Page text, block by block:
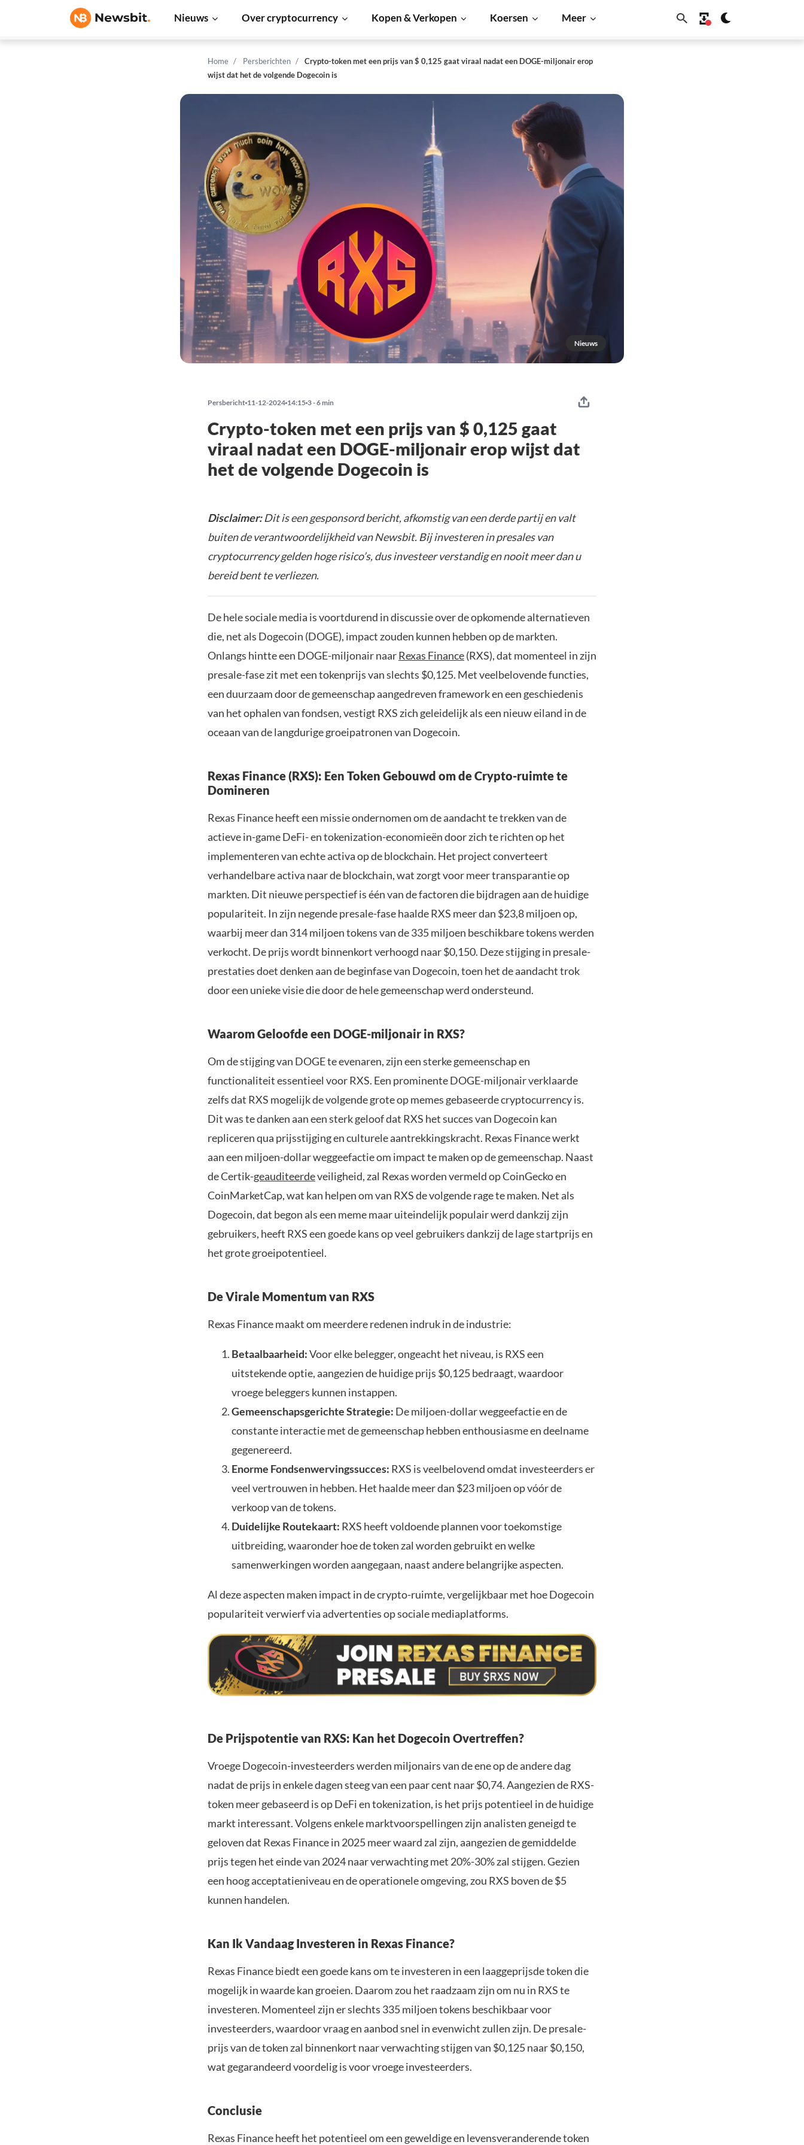
Nieuws Over cryptocurrency Kopen & Verkopen Koersen Meer
Home Persberichten
Crypto-token met een prijs van $ 0,125 gaat viraal nadat een DOGE-miljonair erop
wijst dat het de volgende Dogecoin is
Nieuws
Persbericht 11-12-2024 14:15 3 - 6 min
Crypto-token met een prijs van $ 0,125 gaat
viraal nadat een DOGE-miljonair erop wijst dat
het de volgende Dogecoin is
Disclaimer:Dit is een gesponsord bericht, afkomstig van een derde partij en valt
buiten de verantwoordelijkheid van Newsbit. Bij investeren in presales van
cryptocurrency gelden hoge risico’s, dus investeer verstandig en nooit meer dan u
bereid bent te verliezen.
De hele sociale media is voortdurend in discussie over de opkomende alternatieven
die, net als Dogecoin (DOGE), impact zouden kunnen hebben op de markten.
Onlangs hintte een DOGE-miljonair naarRexas Finance(RXS), dat momenteel in zijn
presale-fase zit met een tokenprijs van slechts $0,125. Met veelbelovende functies,
een duurzaam door de gemeenschap aangedreven framework en een geschiedenis
van het ophalen van fondsen, vestigt RXS zich geleidelijk als een nieuw eiland in de
oceaan van de langdurige groeipatronen van Dogecoin.
Rexas Finance (RXS): Een Token Gebouwd om de Crypto-ruimte te
Domineren
Rexas Finance heeft een missie ondernomen om de aandacht te trekken van de
actieve in-game DeFi- en tokenization-economieën door zich te richten op het
implementeren van echte activa op de blockchain. Het project converteert
verhandelbare activa naar de blockchain, wat zorgt voor meer transparantie op
markten. Dit nieuwe perspectief is één van de factoren die bijdragen aan de huidige
populariteit. In zijn negende presale-fase haalde RXS meer dan $23,8 miljoen op,
waarbij meer dan 314 miljoen tokens van de 335 miljoen beschikbare tokens werden
verkocht. De prijs wordt binnenkort verhoogd naar $0,150. Deze stijging in presale-
prestaties doet denken aan de beginfase van Dogecoin, toen het de aandacht trok
door een unieke visie die door de hele gemeenschap werd ondersteund.
Waarom Geloofde een DOGE-miljonair in RXS?
Om de stijging van DOGE te evenaren, zijn een sterke gemeenschap en
functionaliteit essentieel voor RXS. Een prominente DOGE-miljonair verklaarde
zelfs dat RXS mogelijk de volgende grote op memes gebaseerde cryptocurrency is.
Dit was te danken aan een sterk geloof dat RXS het succes van Dogecoin kan
repliceren qua prijsstijging en culturele aantrekkingskracht. Rexas Finance werkt
aan een miljoen-dollar weggeefactie om impact te maken op de gemeenschap. Naast
de Certik-geauditeerdeveiligheid, zal Rexas worden vermeld op CoinGecko en
CoinMarketCap, wat kan helpen om van RXS de volgende rage te maken. Net als
Dogecoin, dat begon als een meme maar uiteindelijk populair werd dankzij zijn
gebruikers, heeft RXS een goede kans op veel gebruikers dankzij de lage startprijs en
het grote groeipotentieel.
De Virale Momentum van RXS
Rexas Finance maakt om meerdere redenen indruk in de industrie:
Betaalbaarheid:Voor elke belegger, ongeacht het niveau, is RXS een
uitstekende optie, aangezien de huidige prijs $0,125 bedraagt, waardoor
vroege beleggers kunnen instappen.
Gemeenschapsgerichte Strategie: De miljoen-dollar weggeefactie en de
constante interactie met de gemeenschap hebben enthousiasme en deelname
gegenereerd.
Enorme Fondsenwervingssucces: RXS is veelbelovend omdat investeerders er
veel vertrouwen in hebben. Het haalde meer dan $23 miljoen op vóór de
verkoop van de tokens.
Duidelijke Routekaart: RXS heeft voldoende plannen voor toekomstige
uitbreiding, waaronder hoe de token zal worden gebruikt en welke
samenwerkingen worden aangegaan, naast andere belangrijke aspecten.
Al deze aspecten maken impact in de crypto-ruimte, vergelijkbaar met hoe Dogecoin
populariteit verwierf via advertenties op sociale mediaplatforms.
De Prijspotentie van RXS: Kan het Dogecoin Overtreffen?
Vroege Dogecoin-investeerders werden miljonairs van de ene op de andere dag
nadat de prijs in enkele dagen steeg van een paar cent naar $0,74. Aangezien de RXS-
token meer gebaseerd is op DeFi en tokenization, is het prijs potentieel in de huidige
markt interessant. Volgens enkele marktvoorspellingen zijn analisten geneigd te
geloven dat Rexas Finance in 2025 meer waard zal zijn, aangezien de gemiddelde
prijs tegen het einde van 2024 naar verwachting met 20%-30% zal stijgen. Gezien
een hoog acceptatieniveau en de operationele omgeving, zou RXS boven de $5
kunnen handelen.
Kan Ik Vandaag Investeren in Rexas Finance?
Rexas Finance biedt een goede kans om te investeren in een laaggeprijsde token die
mogelijk in waarde kan groeien. Daarom zou het raadzaam zijn om nu in RXS te
investeren. Momenteel zijn er slechts 335 miljoen tokens beschikbaar voor
investeerders, waardoor vraag en aanbod snel in evenwicht zullen zijn. De presale-
prijs van de token zal binnenkort naar verwachting stijgen van $0,125 naar $0,150,
wat gegarandeerd voordelig is voor vroege investeerders.
Conclusie
Rexas Finance heeft het potentieel om een geweldige en levensveranderende token